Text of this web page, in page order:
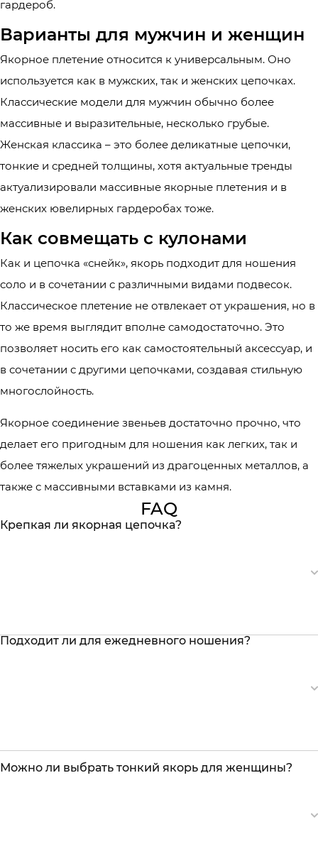
гардероб.
Варианты для мужчин и женщин
Якорное плетение относится к универсальным. Оно
используется как в мужских, так и женских цепочках.
Классические модели для мужчин обычно более
массивные и выразительные, несколько грубые.
Женская классика – это более деликатные цепочки,
тонкие и средней толщины, хотя актуальные тренды
актуализировали массивные якорные плетения и в
женских ювелирных гардеробах тоже.
Как совмещать с кулонами
Как и цепочка «снейк», якорь подходит для ношения
соло и в сочетании с различными видами подвесок.
Классическое плетение не отвлекает от украшения, но в
то же время выглядит вполне самодостаточно. Это
позволяет носить его как самостоятельный аксессуар, и
в сочетании с другими цепочками, создавая стильную
многослойность.
Якорное соединение звеньев достаточно прочно, что
делает его пригодным для ношения как легких, так и
более тяжелых украшений из драгоценных металлов, а
также с массивными вставками из камня.
FAQ
Крепкая ли якорная цепочка?
Подходит ли для ежедневного ношения?
Можно ли выбрать тонкий якорь для женщины?